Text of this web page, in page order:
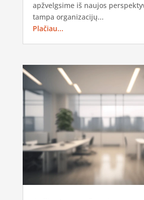
apžvelgsime iš naujos
tampa organizacijų...
Plačiau...